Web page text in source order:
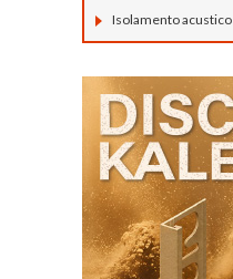
Isolamento acustico